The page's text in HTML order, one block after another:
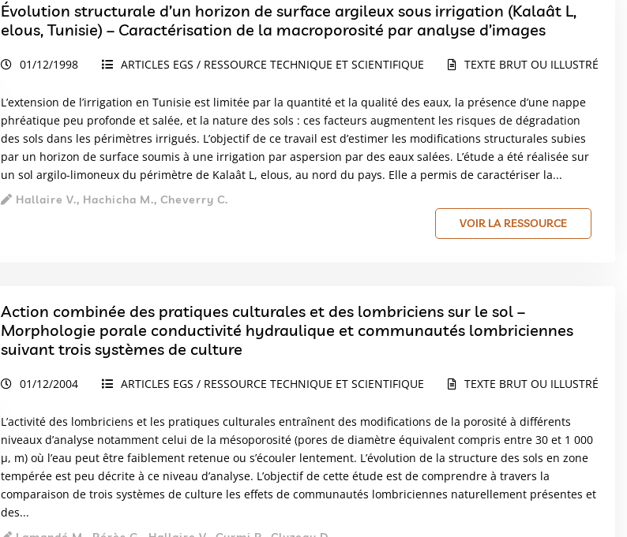
Évolution structurale d’un horizon de surface argileux sous irrigation (Kalaât L,
elous, Tunisie) – Caractérisation de la macroporosité par analyse d’images
01/12/1998 ARTICLES EGS / RESSOURCE TECHNIQUE ET SCIENTIFIQUE TEXTE BRUT OU ILLUSTRÉ
L’extension de l’irrigation en Tunisie est limitée par la quantité et la qualité des eaux, la présence d’une nappe
phréatique peu profonde et salée, et la nature des sols : ces facteurs augmentent les risques de dégradation
des sols dans les périmètres irrigués. L’objectif de ce travail est d’estimer les modifications structurales subies
par un horizon de surface soumis à une irrigation par aspersion par des eaux salées. L’étude a été réalisée sur
un sol argilo-limoneux du périmètre de Kalaât L, elous, au nord du pays. Elle a permis de caractériser la...
Hallaire V., Hachicha M., Cheverry C.
VOIR LA RESSOURCE
Action combinée des pratiques culturales et des lombriciens sur le sol –
Morphologie porale conductivité hydraulique et communautés lombriciennes
suivant trois systèmes de culture
01/12/2004 ARTICLES EGS / RESSOURCE TECHNIQUE ET SCIENTIFIQUE TEXTE BRUT OU ILLUSTRÉ
L’activité des lombriciens et les pratiques culturales entraînent des modifications de la porosité à différents
niveaux d’analyse notamment celui de la mésoporosité (pores de diamètre équivalent compris entre 30 et 1 000
μ, m) où l’eau peut être faiblement retenue ou s’écouler lentement. L’évolution de la structure des sols en zone
tempérée est peu décrite à ce niveau d’analyse. L’objectif de cette étude est de comprendre à travers la
comparaison de trois systèmes de culture les effets de communautés lombriciennes naturellement présentes et
des...